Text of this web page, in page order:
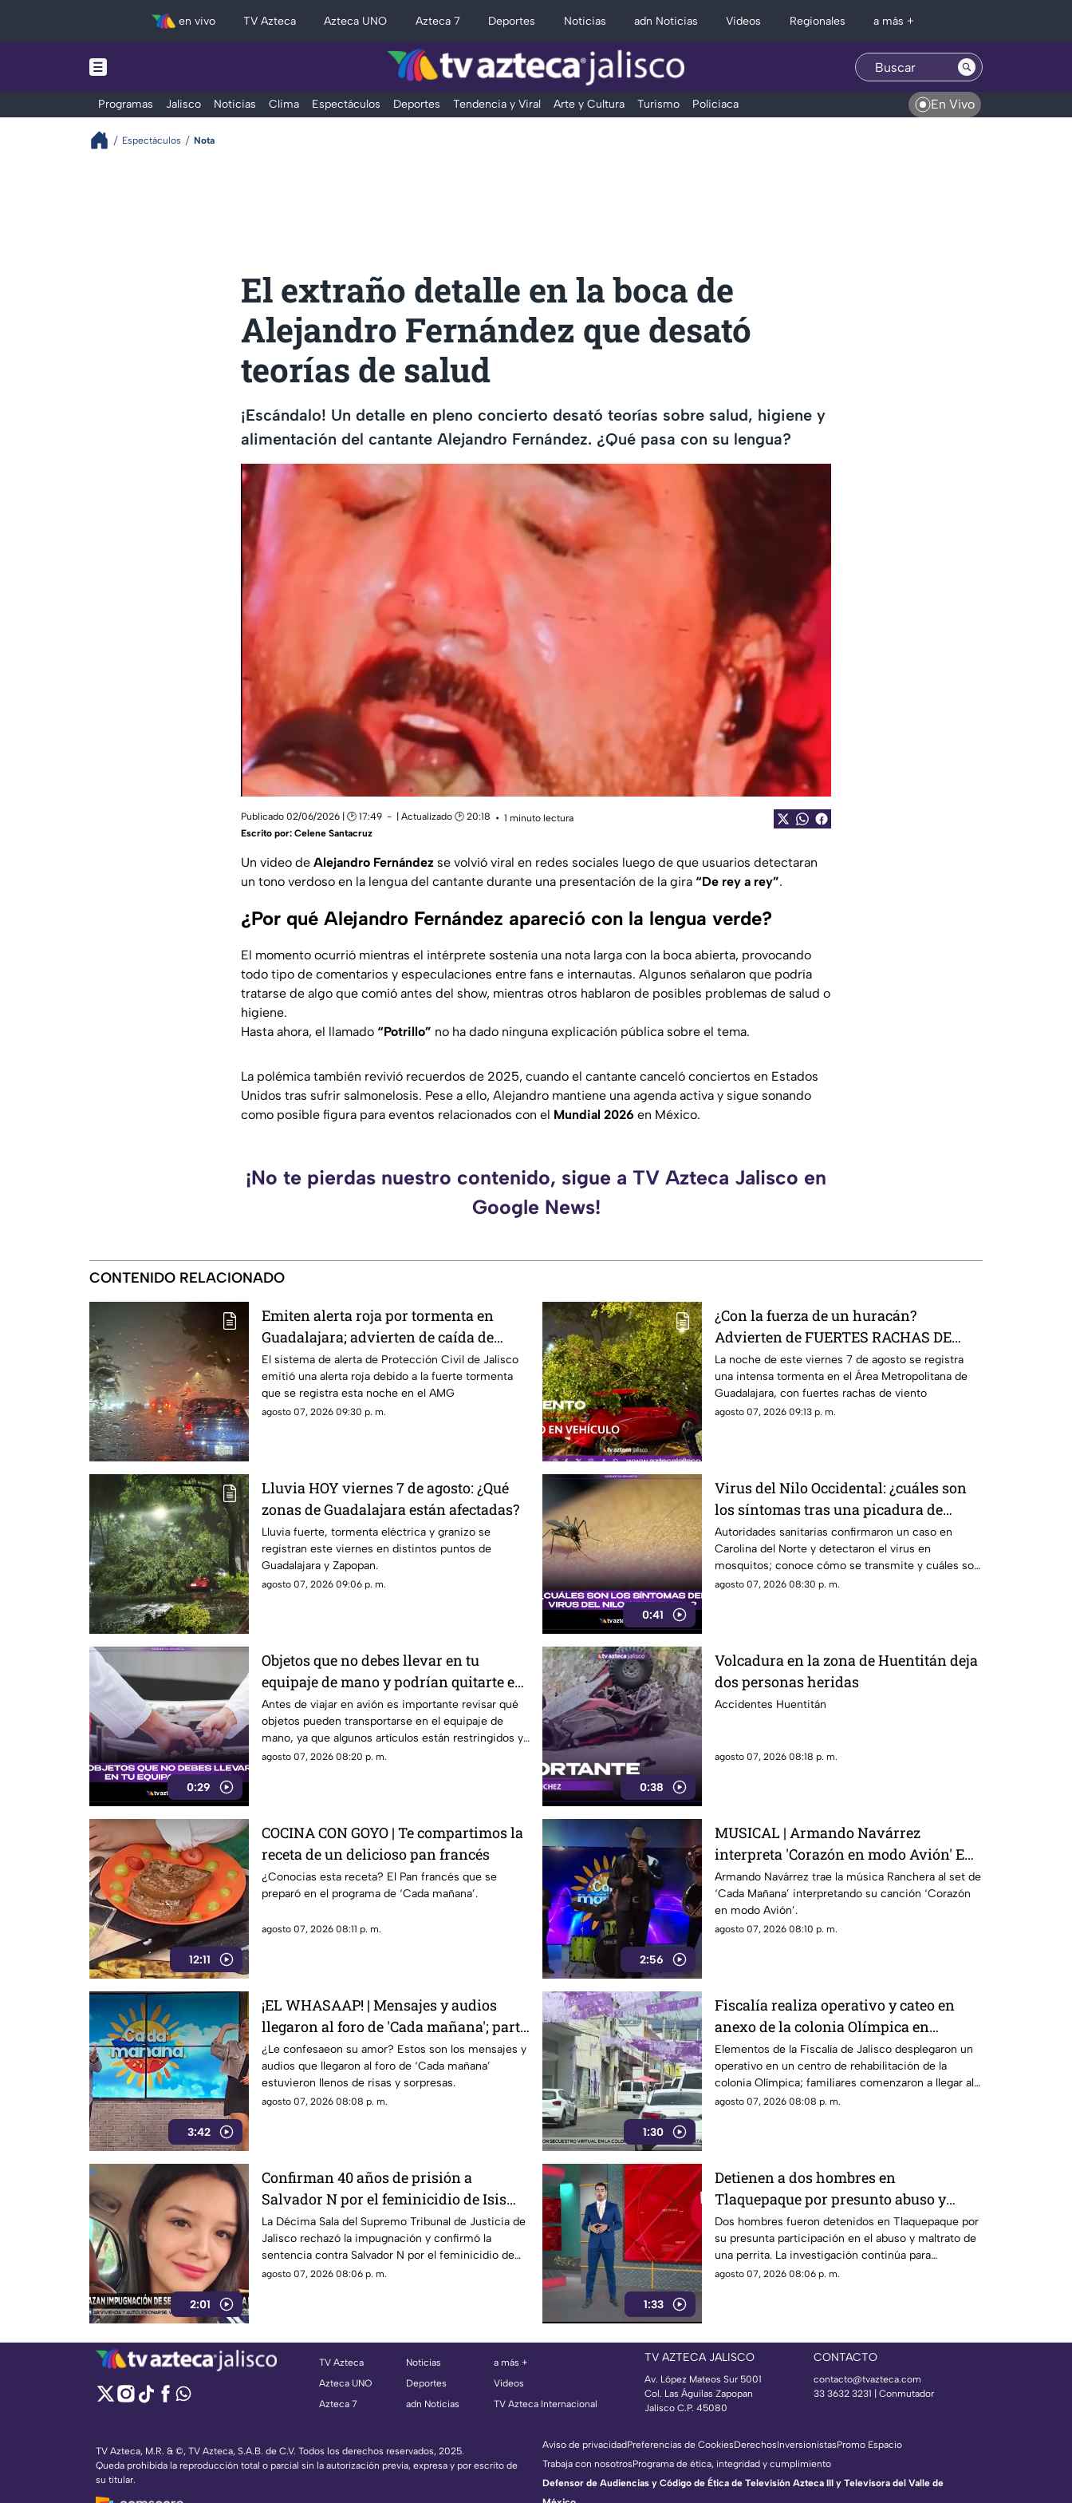
en vivo TV Azteca Azteca UNO Azteca 7 Deportes Noticias adn Noticias Videos Regionales a más +
Programas Jalisco Noticias Clima Espectáculos Deportes Tendencia y Viral Arte y Cultura Turismo Policiaca En Vivo
Espectáculos Nota
El extraño detalle en la boca de
Alejandro Fernández que desató
teorías de salud
¡Escándalo! Un detalle en pleno concierto desató teorías sobre salud, higiene y
alimentación del cantante Alejandro Fernández. ¿Qué pasa con su lengua?
Publicado 02/06/2026 | 🕑 17:49 | Actualizado 🕑 20:18
1 minuto lectura
Escrito por: Celene Santacruz
Un video de Alejandro Fernández se volvió viral en redes sociales luego de que usuarios detectaran
un tono verdoso en la lengua del cantante durante una presentación de la gira “De rey a rey”.
¿Por qué Alejandro Fernández apareció con la lengua verde?
El momento ocurrió mientras el intérprete sostenía una nota larga con la boca abierta, provocando
todo tipo de comentarios y especulaciones entre fans e internautas. Algunos señalaron que podría
tratarse de algo que comió antes del show, mientras otros hablaron de posibles problemas de salud o
higiene.
Hasta ahora, el llamado “Potrillo” no ha dado ninguna explicación pública sobre el tema.
La polémica también revivió recuerdos de 2025, cuando el cantante canceló conciertos en Estados
Unidos tras sufrir salmonelosis. Pese a ello, Alejandro mantiene una agenda activa y sigue sonando
como posible figura para eventos relacionados con el Mundial 2026 en México.
¡No te pierdas nuestro contenido, sigue a TV Azteca Jalisco en
Google News!
CONTENIDO RELACIONADO
Emiten alerta roja por tormenta en
Guadalajara; advierten de caída de
árboles e inundaciones
El sistema de alerta de Protección Civil de Jalisco
emitió una alerta roja debido a la fuerte tormenta
que se registra esta noche en el AMG
agosto 07, 2026 09:30 p. m.
¿Con la fuerza de un huracán?
Advierten de FUERTES RACHAS DE
VIENTO superiores a los 60 km/h
durante lluvia en Guadalajara
La noche de este viernes 7 de agosto se registra
una intensa tormenta en el Área Metropolitana de
Guadalajara, con fuertes rachas de viento
agosto 07, 2026 09:13 p. m.
Lluvia HOY viernes 7 de agosto: ¿Qué
zonas de Guadalajara están afectadas?
Lluvia fuerte, tormenta eléctrica y granizo se
registran este viernes en distintos puntos de
Guadalajara y Zapopan.
agosto 07, 2026 09:06 p. m.
0:41
Virus del Nilo Occidental: ¿cuáles son
los síntomas tras una picadura de
mosquito?
Autoridades sanitarias confirmaron un caso en
Carolina del Norte y detectaron el virus en
mosquitos; conoce cómo se transmite y cuáles son
sus síntomas.
agosto 07, 2026 08:30 p. m.
0:29
Objetos que no debes llevar en tu
equipaje de mano y podrían quitarte en
el aeropuerto
Antes de viajar en avión es importante revisar qué
objetos pueden transportarse en el equipaje de
mano, ya que algunos artículos están restringidos y
pueden ser retirados durante los filtros de
agosto 07, 2026 08:20 p. m.
0:38
Volcadura en la zona de Huentitán deja
dos personas heridas
Accidentes Huentitán
agosto 07, 2026 08:18 p. m.
12:11
COCINA CON GOYO | Te compartimos la
receta de un delicioso pan francés
¿Conocias esta receta? El Pan francés que se
preparó en el programa de ‘Cada mañana’.
agosto 07, 2026 08:11 p. m.
2:56
MUSICAL | Armando Navárrez
interpreta 'Corazón en modo Avión' EN
VIVO
Armando Navárrez trae la música Ranchera al set de
‘Cada Mañana’ interpretando su canción ‘Corazón
en modo Avión’.
agosto 07, 2026 08:10 p. m.
3:42
¡EL WHASAAP! | Mensajes y audios
llegaron al foro de 'Cada mañana'; parte
1
¿Le confesaeon su amor? Estos son los mensajes y
audios que llegaron al foro de ‘Cada mañana’
estuvieron llenos de risas y sorpresas.
agosto 07, 2026 08:08 p. m.
1:30
Fiscalía realiza operativo y cateo en
anexo de la colonia Olímpica en
Guadalajara
Elementos de la Fiscalía de Jalisco desplegaron un
operativo en un centro de rehabilitación de la
colonia Olímpica; familiares comenzaron a llegar al
lugar.
agosto 07, 2026 08:08 p. m.
2:01
Confirman 40 años de prisión a
Salvador N por el feminicidio de Isis
Urteaga
La Décima Sala del Supremo Tribunal de Justicia de
Jalisco rechazó la impugnación y confirmó la
sentencia contra Salvador N por el feminicidio de
Isis, ocurrido en 2020.
agosto 07, 2026 08:06 p. m.
1:33
Detienen a dos hombres en
Tlaquepaque por presunto abuso y
maltrato animal contra una perrita
Dos hombres fueron detenidos en Tlaquepaque por
su presunta participación en el abuso y maltrato de
una perrita. La investigación continúa para
determinar su responsabilidad.
agosto 07, 2026 08:06 p. m.
TV Azteca
Azteca UNO
Azteca 7
Noticias
Deportes
adn Noticias
a más +
Videos
TV Azteca Internacional
TV AZTECA JALISCO
Av. López Mateos Sur 5001
Col. Las Águilas Zapopan
Jalisco C.P. 45080
CONTACTO
contacto@tvazteca.com
33 3632 3231 | Conmutador
TV Azteca, M.R. & ©, TV Azteca, S.A.B. de C.V. Todos los derechos reservados, 2025.
Queda prohibida la reproducción total o parcial sin la autorización previa, expresa y por escrito de
su titular.
Aviso de privacidadPreferencias de CookiesDerechosInversionistasPromo Espacio
Trabaja con nosotrosPrograma de ética, integridad y cumplimiento
Defensor de Audiencias y Código de Ética de Televisión Azteca III y Televisora del Valle de